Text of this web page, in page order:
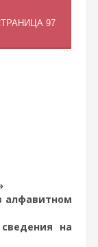
алфавитном
на